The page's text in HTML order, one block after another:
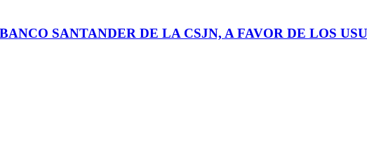
SANTANDER DE LA CSJN, A FAVOR DE LOS